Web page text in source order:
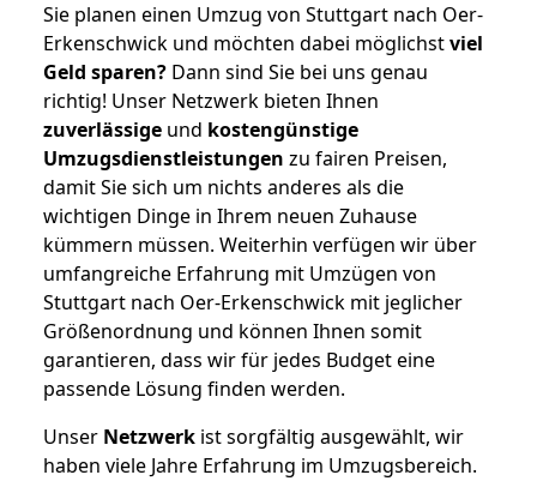
Sie planen einen Umzug von Stuttgart nach Oer-
Erkenschwick und möchten dabei möglichstviel
Geld sparen? Dann sind Sie bei uns genau
richtig! Unser Netzwerk bieten Ihnen
zuverlässige und kostengünstige
Umzugsdienstleistungen zu fairen Preisen,
damit Sie sich um nichts anderes als die
wichtigen Dinge in Ihrem neuen Zuhause
kümmern müssen. Weiterhin verfügen wir über
umfangreiche Erfahrung mit Umzügen von
Stuttgart nach Oer-Erkenschwick mit jeglicher
Größenordnung und können Ihnen somit
garantieren, dass wir für jedes Budget eine
passende Lösung finden werden.
Unser Netzwerk ist sorgfältig ausgewählt, wir
haben viele Jahre Erfahrung im Umzugsbereich.